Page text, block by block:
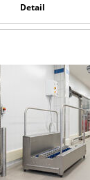
Detail